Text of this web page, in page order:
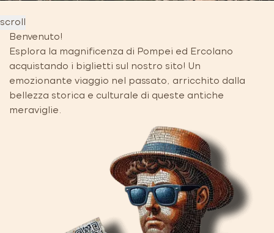
scroll
Benvenuto!
Esplora la magnificenza di Pompei ed Ercolano
acquistando i biglietti sul nostro sito! Un
emozionante viaggio nel passato, arricchito dalla
bellezza storica e culturale di queste antiche
meraviglie.